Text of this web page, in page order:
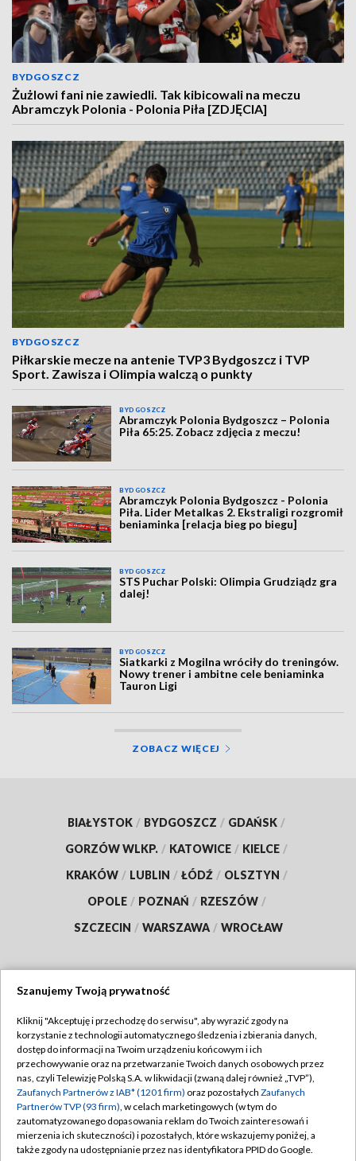
BYDGOSZCZ
Żużlowi fani nie zawiedli. Tak kibicowali na meczu
Abramczyk Polonia - Polonia Piła [ZDJĘCIA]
BYDGOSZCZ
Piłkarskie mecze na antenie TVP3 Bydgoszcz i TVP
Sport. Zawisza i Olimpia walczą o punkty
BYDGOSZCZ
Abramczyk Polonia Bydgoszcz – Polonia
Piła 65:25. Zobacz zdjęcia z meczu!
BYDGOSZCZ
Abramczyk Polonia Bydgoszcz - Polonia
Piła. Lider Metalkas 2. Ekstraligi rozgromił
beniaminka [relacja bieg po biegu]
BYDGOSZCZ
STS Puchar Polski: Olimpia Grudziądz gra
dalej!
BYDGOSZCZ
Siatkarki z Mogilna wróciły do treningów.
Nowy trener i ambitne cele beniaminka
Tauron Ligi
ZOBACZ WIĘCEJ
BIAŁYSTOK / BYDGOSZCZ / GDAŃSK /
GORZÓW WLKP. / KATOWICE / KIELCE /
KRAKÓW / LUBLIN / ŁÓDŹ / OLSZTYN /
OPOLE / POZNAŃ / RZESZÓW /
SZCZECIN / WARSZAWA / WROCŁAW
TVP
Abonament TVP
Emisja w TVP
Centrum informacji TVP
Naziemna Telewizja Cyfrowa
Regulamin TVP
Polityka prywatności
Moje zgody
Pomoc
Szanujemy Twoją prywatność
Kliknij "Akceptuję i przechodzę do serwisu", aby wyrazić zgody na
korzystanie z technologii automatycznego śledzenia i zbierania danych,
dostęp do informacji na Twoim urządzeniu końcowym i ich
przechowywanie oraz na przetwarzanie Twoich danych osobowych przez
nas, czyli Telewizję Polską S.A. w likwidacji (zwaną dalej również „TVP”),
Zaufanych Partnerów z IAB* (1201 firm) oraz pozostałych Zaufanych
Partnerów TVP (93 firm), w celach marketingowych (w tym do
zautomatyzowanego dopasowania reklam do Twoich zainteresowań i
mierzenia ich skuteczności) i pozostałych, które wskazujemy poniżej, a
także zgody na udostępnianie przez nas identyfikatora PPID do Google.